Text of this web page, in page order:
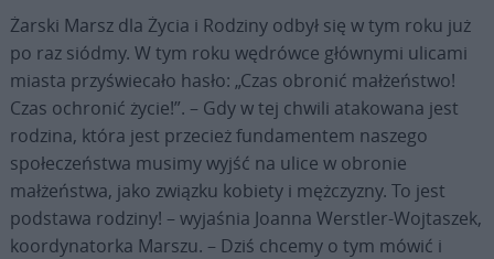
Żarski Marsz dla Życia i Rodziny odbył się w tym roku już
po raz siódmy. W tym roku wędrówce głównymi ulicami
miasta przyświecało hasło: „Czas obronić małżeństwo!
Czas ochronić życie!”. – Gdy w tej chwili atakowana jest
rodzina, która jest przecież fundamentem naszego
społeczeństwa musimy wyjść na ulice w obronie
małżeństwa, jako związku kobiety i mężczyzny. To jest
podstawa rodziny! – wyjaśnia Joanna Werstler-Wojtaszek,
koordynatorka Marszu. – Dziś chcemy o tym mówić i